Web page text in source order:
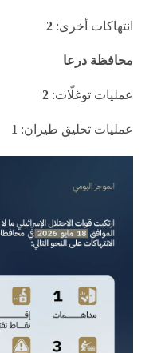
انتهاكات أخرى: 2
محافظة درعا
عمليات توغلّات: 2
عمليات تحليق طيران: 1